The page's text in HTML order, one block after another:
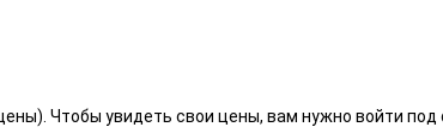
Чтобы увидеть свои цены, вам нужно войти